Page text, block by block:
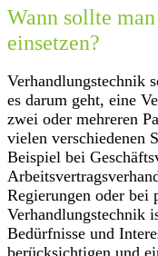
Wann sollte
einsetzen?
Verhandlungstechnik
es darum geht, eine
zwei oder mehreren
vielen verschiedenen
Beispiel bei
Regierungen oder
Verhandlungstechnik
Bedürfnisse und